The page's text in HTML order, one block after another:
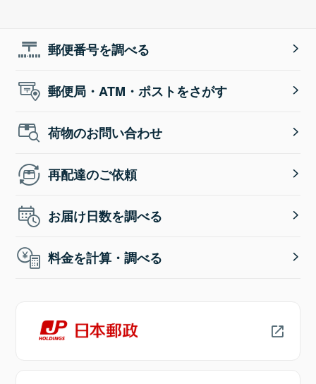
郵便番号を調べる
郵便局・ATM・ポストをさがす
荷物のお問い合わせ
再配達のご依頼
お届け日数を調べる
料金を計算・調べる